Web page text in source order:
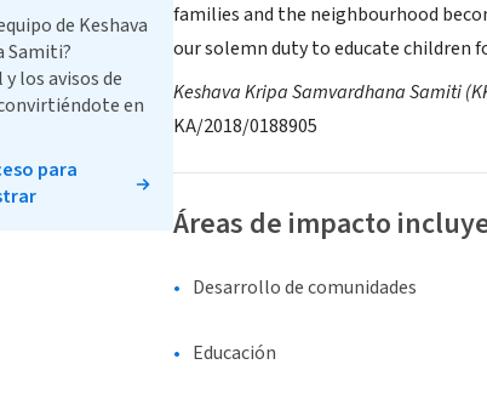
families and the neighbourhood
our solemn duty to educate children
Keshava Kripa Samvardhana Samiti
KA/2018/0188905
Áreas de impacto
Desarrollo de comunidades
Educación
de Keshava
Samiti?
los avisos de
en
para